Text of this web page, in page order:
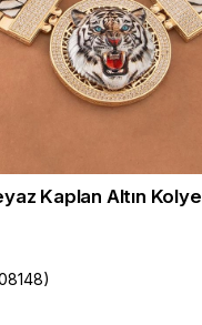
Kaplan Altın Kolye